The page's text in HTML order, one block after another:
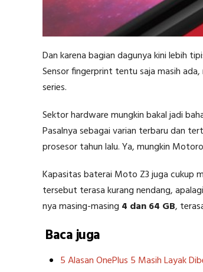
Dan karena bagian dagunya kini lebih
Sensor fingerprint tentu saja masih
series.
Sektor hardware mungkin bakal jadi
Pasalnya sebagai varian terbaru dan
prosesor tahun lalu. Ya, mungkin
Kapasitas baterai Moto Z3 juga cukup
tersebut terasa kurang nendang,
nya masing-masing 4 dan 64 GB,
Baca juga
5 Alasan OnePlus 5 Masih Layak